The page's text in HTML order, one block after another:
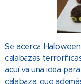
Se acerca
calabazas
aquí va una idea
calabaza, que